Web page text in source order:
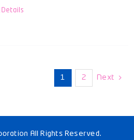
Details
1 2 Next
All Rights Reserved.